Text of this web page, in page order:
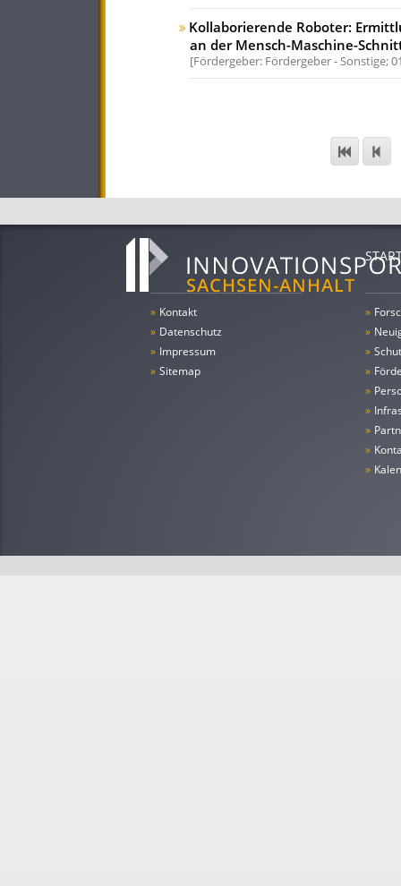
Kollaborierende Roboter:
an der Mensch-Maschine-
Fördergeber: Fördergeber - Sonstige;
» Kontakt
» Datenschutz
» Impressum
» Sitemap
»
»
»
»
»
»
»
»
»